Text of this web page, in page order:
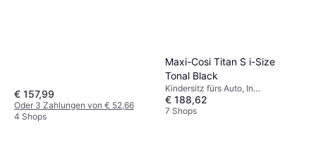
€ 157,99
Oder 3 Zahlungen von € 52,66
4 Shops
Maxi-Cosi Titan S i-Size
Tonal Black
Kindersitz fürs Auto, In
Fahrtrichtung, i-Size, Waschbarer
Bezug, Verstellbare Kopfstütze,
€ 188,62
7 Shops